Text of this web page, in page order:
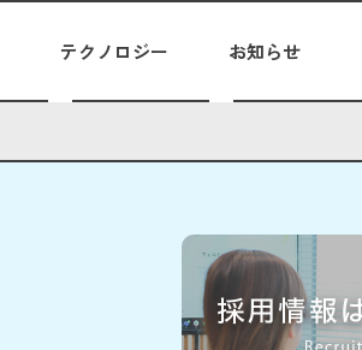
テクノロジー お知らせ